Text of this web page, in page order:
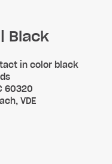
Black
in color black
60320
VDE